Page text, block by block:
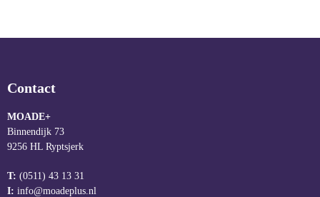
Contact
MOADE+
Binnendijk 73
9256 HL Ryptsjerk
T: (0511) 43 13 31
I: info@moadeplus.nl